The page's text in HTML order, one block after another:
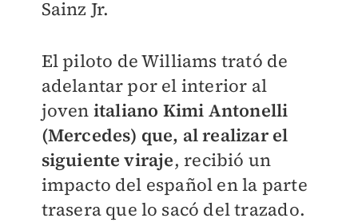
Sainz Jr.
El piloto de Williams trató de
adelantar por el interior al
joven italiano Kimi Antonelli
(Mercedes) que, al realizar el
siguiente viraje, recibió un
impacto del español en la parte
trasera que lo sacó del trazado.